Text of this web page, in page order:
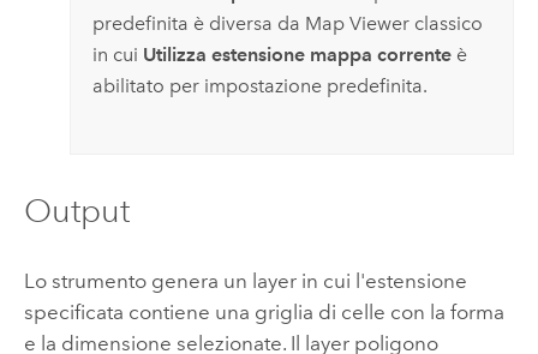
predefinita è diversa da Map Viewer classico
in cui Utilizza estensione mappa correnteè
abilitato per impostazione predefinita.
Output
Lo strumento genera un layer in cui l'estensione
specificata contiene una griglia di celle con la forma
e la dimensione selezionate. Il layer poligono